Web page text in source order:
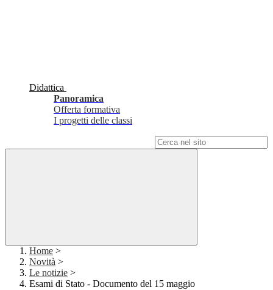
Didattica
Panoramica
Offerta formativa
I progetti delle classi
Home >
Novità >
Le notizie >
Esami di Stato - Documento del 15 maggio